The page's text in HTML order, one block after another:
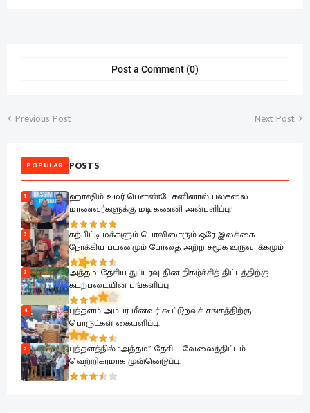
Post a Comment (0)
Previous Post Next Post
POPULAR POSTS
1
ஹாஷிம் உமர் பௌண்டேசனினால் பல்கலை
மாணவர்களுக்கு மடி கணனி அன்பளிப்பு.!
2
கற்பிட்டி மக்களும் பொலிஸாரும் ஒரே இலக்கை
நோக்கிய பயணமும் போதை அற்ற சமூக உருவாக்கமும்
3
அத்தம’ தேசிய துப்பரவு தின நிகழ்ச்சித் திட்டத்திற்கு
கடற்படையின் பங்களிப்பு
4
புத்தளம் அம்பர் மீனவர் கூட்டுறவுச் சங்கத்திற்கு
பொருட்கள் கையளிப்பு.
5
புத்தளத்தில் "அத்தம” தேசிய வேலைத்திட்டம்
வெற்றிகரமாக முன்னெடுப்பு.